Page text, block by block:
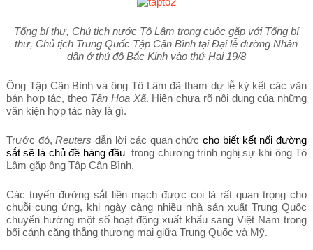
Tổng bí thư, Chủ tịch nước Tô Lâm trong cuộc gặp với Tổng bí
thư, Chủ tịch Trung Quốc Tập Cận Bình tại Đại lễ đường Nhân
dân ở thủ đô Bắc Kinh vào thứ Hai 19/8
Ông Tập Cận Bình và ông Tô Lâm đã tham dự lễ ký kết các văn
bản hợp tác, theo Tân Hoa Xã. Hiện chưa rõ nội dung của những
văn kiện hợp tác này là gì.
Trước đó,Reutersdẫn lời các quan chứccho biết kết nối đường
sắt sẽ là chủ đề hàng đầu trong chương trình nghị sự khi ông Tô
Lâm gặp ông Tập Cận Bình.
Các tuyến đường sắt liền mạch được coi là rất quan trọng cho
chuỗi cung ứng, khi ngày càng nhiều nhà sản xuất Trung Quốc
chuyển hướng một số hoạt động xuất khẩu sang Việt Nam trong
bối cảnh căng thẳng thương mại giữa Trung Quốc và Mỹ.